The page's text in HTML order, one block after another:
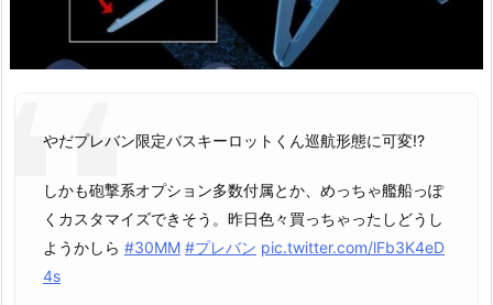
やだプレバン限定バスキーロットくん巡航形態に可変!?
しかも砲撃系オプション多数付属とか、めっちゃ艦船っぽ
くカスタマイズできそう。昨日色々買っちゃったしどうし
ようかしら #30MM #プレバン pic.twitter.com/lFb3K4eD
4s